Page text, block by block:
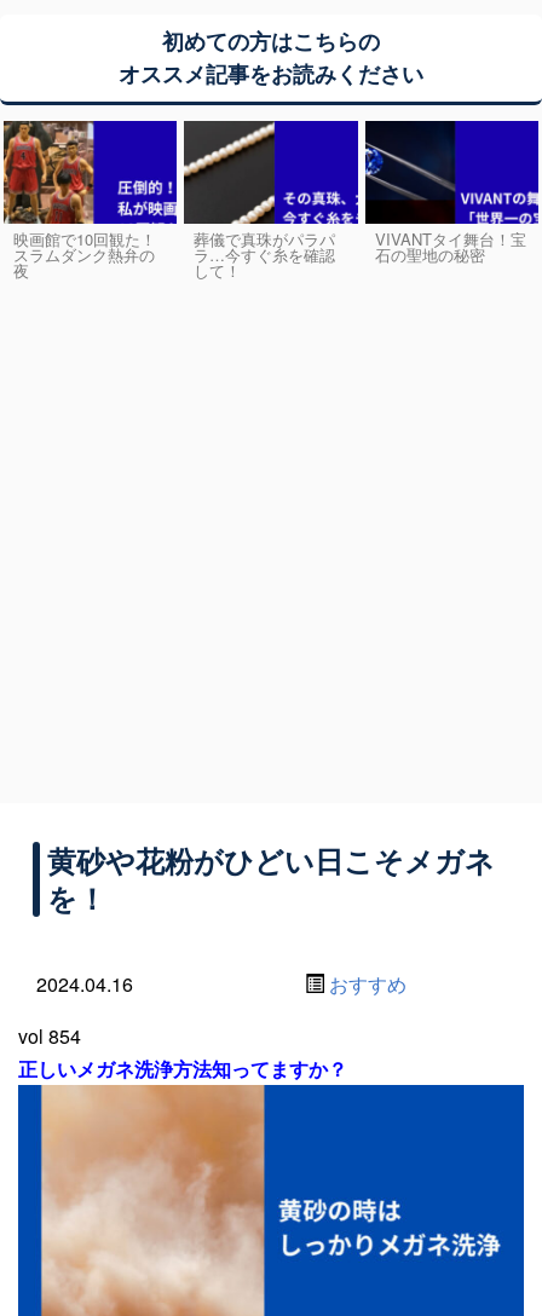
初めての方はこちらの
オススメ記事をお読みください
映画館で10回観た！
スラムダンク熱弁の
夜
葬儀で真珠がパラパ
ラ…今すぐ糸を確認
して！
VIVANTタイ舞台！宝
石の聖地の秘密
黄砂や花粉がひどい日こそメガネ
を！
2024.04.16
おすすめ
vol 854
正しいメガネ洗浄方法知ってますか？